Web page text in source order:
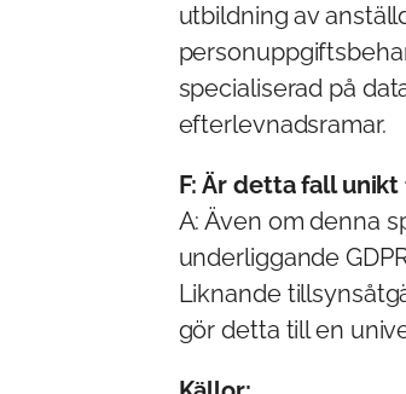
utbildning av
specialiserad på
efterlevnadsramar.
F: Är detta fall unikt
A: Även om denna
underliggande
Liknande
gör detta till en